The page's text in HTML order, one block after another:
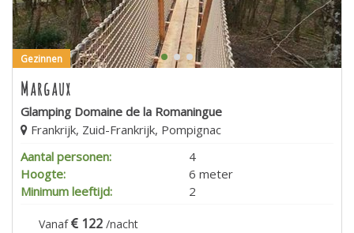
Gezinnen
Margaux
Glamping Domaine de la Romaningue
Frankrijk, Zuid-Frankrijk, Pompignac
Aantal personen:
4
Hoogte:
6 meter
Minimum leeftijd:
2
Vanaf 122 /nacht